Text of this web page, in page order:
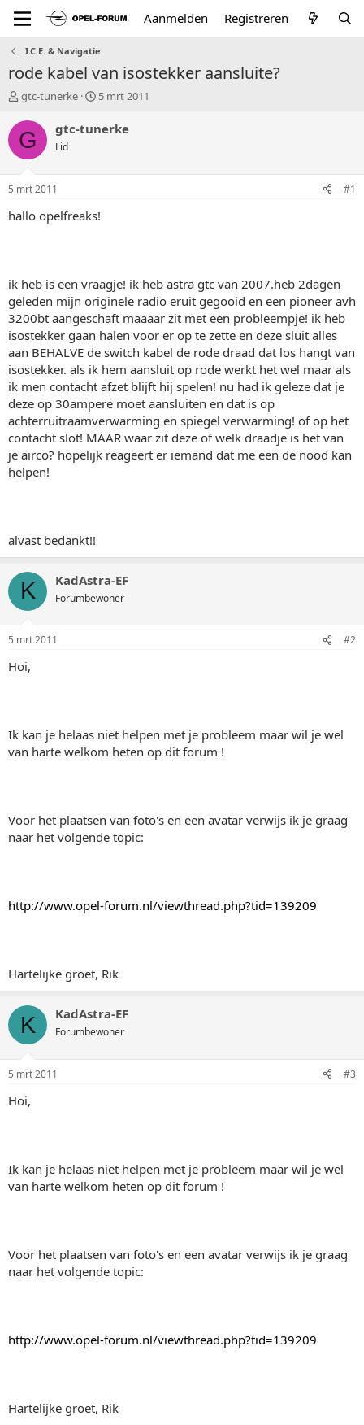
Aanmelden Registreren
I.C.E. & Navigatie
rode kabel van isostekker aansluite?
T
p
i
a
r
gtc-tunerke
S
a
u
5 mrt 2011
G gtc-tunerke
Lid
5 mrt 2011 #1
hallo opelfreaks!
ik heb is een vraagje! ik heb astra gtc van 2007.heb 2dagen
geleden mijn originele radio eruit gegooid en een pioneer avh
3200bt aangeschaft maaaar zit met een probleempje! ik heb
isostekker gaan halen voor er op te zette en deze sluit alles
aan BEHALVE de switch kabel de rode draad dat los hangt van
isostekker. als ik hem aansluit op rode werkt het wel maar als
ik men contacht afzet blijft hij spelen! nu had ik geleze dat je
deze op 30ampere moet aansluiten en dat is op
achterruitraamverwarming en spiegel verwarming! of op het
contacht slot! MAAR waar zit deze of welk draadje is het van
je airco? hopelijk reageert er iemand dat me een de nood kan
helpen!
alvast bedankt!!
K KadAstra-EF
Forumbewoner
5 mrt 2011 #2
Hoi,
Ik kan je helaas niet helpen met je probleem maar wil je wel
van harte welkom heten op dit forum !
Voor het plaatsen van foto's en een avatar verwijs ik je graag
naar het volgende topic:
http://www.opel-forum.nl/viewthread.php?tid=139209
Hartelijke groet, Rik
K KadAstra-EF
Forumbewoner
5 mrt 2011 #3
Hoi,
Ik kan je helaas niet helpen met je probleem maar wil je wel
van harte welkom heten op dit forum !
Voor het plaatsen van foto's en een avatar verwijs ik je graag
naar het volgende topic:
http://www.opel-forum.nl/viewthread.php?tid=139209
Hartelijke groet, Rik